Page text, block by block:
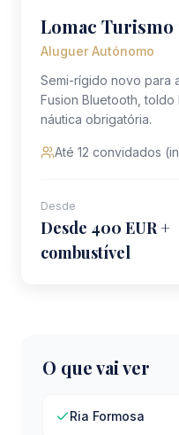
Lomac Turismo
Aluguer Autónomo
Semi-rígido novo para
Fusion Bluetooth, toldo
náutica obrigatória.
Até 12 convidados
Desde
Desde 400 EUR +
combustível
O que vai ver
Ria Formosa